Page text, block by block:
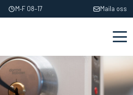
M‑F 08–17 Maila oss